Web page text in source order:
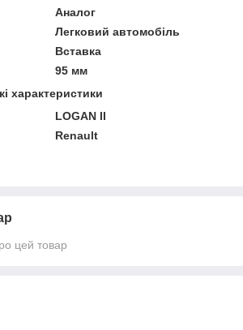
Аналог
Легковий автомобіль
Вставка
95 мм
характеристики
LOGAN II
Renault
цей товар